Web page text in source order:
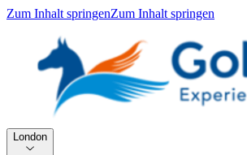
Zum Inhalt springenZum Inhalt springen
London